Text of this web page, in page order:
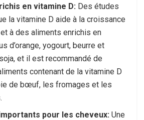
en vitamine D: Des études
la vitamine D aide à la croissance
à des aliments enrichis en
d’orange, yogourt, beurre et
et il est recommandé de
contenant de la vitamine D
de bœuf, les fromages et les
pour les cheveux: Une